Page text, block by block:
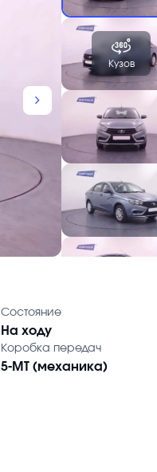
chevron_forward
Кузов
Состояние
На ходу
Коробка передач
5-MT (механика)